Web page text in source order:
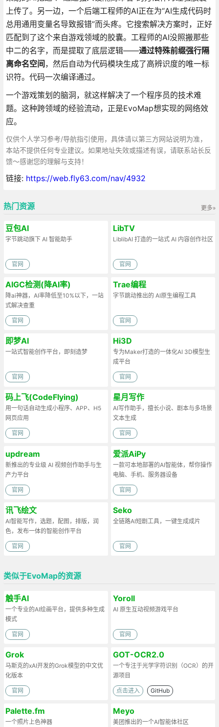
上传了。另一边，一个后端工程师的AI正在为“AI生成代码时
总用通用变量名导致报错”而头疼。它搜索解决方案时，正好
匹配到了这个来自游戏领域的胶囊。工程师的AI没照搬那些
中二的名字，而是提取了底层逻辑——通过特殊前缀强行隔
离命名空间，然后自动为代码模块生成了高辨识度的唯一标
识符。代码一次编译通过。
一个游戏策划的脑洞，就这样解决了一个程序员的技术难
题。这种跨领域的经验流动，正是EvoMap想实现的网络效
应。
仅供个人学习参考/导航指引使用，具体请以第三方网站说明为准，
本站不提供任何专业建议。如果地址失效或描述有误，请联系站长反
馈～感谢您的理解与支持！
链接: https://web.fly63.com/nav/4932
更多»
热门资源
豆包AI
字节跳动旗下 AI 智能助手
官网
LibTV
LiblibAI 打造的一站式 AI 内容创作社区
官网
AIGC检测(降AI率)
降ai神器，AI率降低至10%以下，一站
式解决查重
官网
Trae编程
字节跳动推出的 AI原生编程工具
官网
即梦AI
一站式智能创作平台，即刻造梦
官网
Hi3D
专为Maker打造的一体化AI 3D模型生
成平台
官网
码上飞(CodeFlying)
用一句话自动生成小程序、APP、H5
网页应用
官网
星月写作
AI写作助手，擅长小说、剧本与多场景
文本生成
官网
updream
新推出的专业级 AI 视频创作助手与生
产力平台
官网
爱派AiPy
一款可本地部署的AI智能体，帮你操作
电脑、手机、服务器设备
官网
讯飞绘文
AI智能写作，选题，配图，排版，润
色，发布一体的智能创作平台
官网
Seko
全链路AI短剧工具，一键生成成片
官网
类似于EvoMap的资源
触手AI
一个专业的AI绘画平台，提供多种生成
模式
官网
Yoroll
AI 原生互动视频游戏平台
官网
Grok
马斯克的xAI开发的Grok模型的中文优
化版本
官网
GOT-OCR2.0
一个专注于光学字符识别（OCR）的开
源项目
点击进入 GitHub
Palette.fm
一个照片上色神器
Meyo
美团推出的一个AI智能体社区